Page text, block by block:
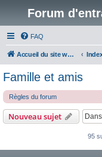
Forum
FAQ
Accueil du site www.automutilations.info
Famille et amis
Règles du forum
Nouveau sujet
95